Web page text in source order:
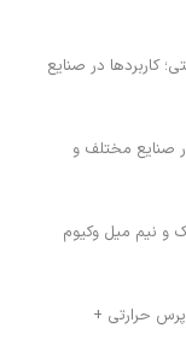
کاربردها در صنایع
صنایع مختلف و
175 ضخامت یک و نیم میل وکیوم
حرارتی +